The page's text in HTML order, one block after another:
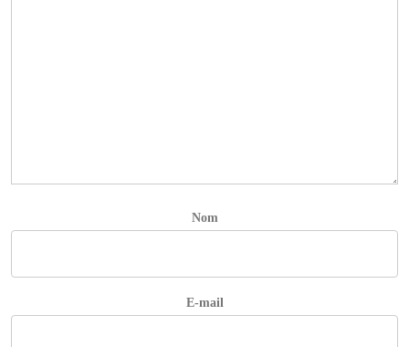
Nom
E-mail